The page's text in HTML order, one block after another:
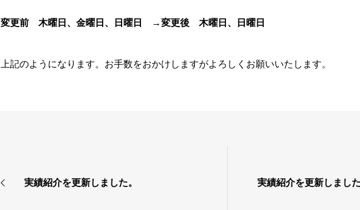
変更前 木曜日、金曜日、日曜日 →変更後 木曜日、日曜日
上記のようになります。お手数をおかけしますがよろしくお願いいたします。
実績紹介を更新しました。 実績紹介を更新しまし